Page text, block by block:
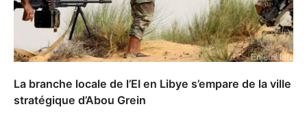
La branche locale de l’EI en Libye s’empare de la ville
stratégique d’Abou Grein